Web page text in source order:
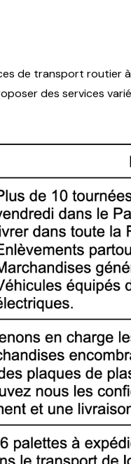
de transport routier
des services